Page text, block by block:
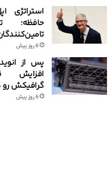
استراتژی
6 روز پیش
افزایش
گرافیکش رو
6 روز پیش